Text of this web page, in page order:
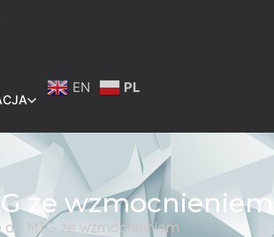
EN PL
ze wzmocnieniem
do MIG ze wzmocnieniem